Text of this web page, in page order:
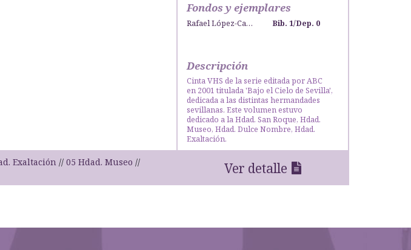
Fondos y ejemplares
Rafael López-Campos Bodineau Bib. 1/Dep. 0
Descripción
Cinta VHS de la serie editada por ABC
en 2001 titulada 'Bajo el Cielo de Sevilla',
dedicada a las distintas hermandades
sevillanas. Este volumen estuvo
dedicado a la Hdad. San Roque, Hdad.
Museo, Hdad. Dulce Nombre, Hdad.
Exaltación.
Exaltación
05 Hdad. Museo
Ver detalle